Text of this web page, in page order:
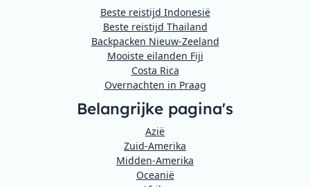
Beste reistijd Indonesië
Beste reistijd Thailand
Backpacken Nieuw-Zeeland
Mooiste eilanden Fiji
Costa Rica
Overnachten in Praag
Belangrijke pagina's
Azië
Zuid-Amerika
Midden-Amerika
Oceanië